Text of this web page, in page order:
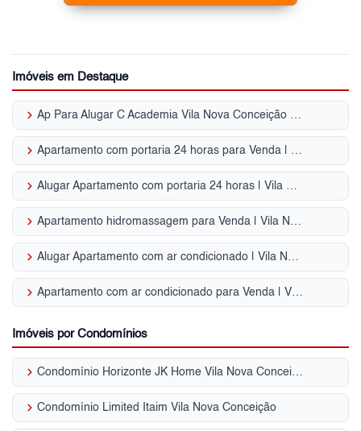
Imóveis em Destaque
keyboard_arrow_right Ap Para Alugar C Academia Vila Nova Conceição - SP
keyboard_arrow_right Apartamento com portaria 24 horas para Venda | Vila Nova Conceição
keyboard_arrow_right Alugar Apartamento com portaria 24 horas | Vila Nova Conceição
keyboard_arrow_right Apartamento hidromassagem para Venda | Vila Nova Conceição
keyboard_arrow_right Alugar Apartamento com ar condicionado | Vila Nova Conceição
keyboard_arrow_right Apartamento com ar condicionado para Venda | Vila Nova Conceição
Imóveis por Condomínios
keyboard_arrow_right Condomínio Horizonte JK Home Vila Nova Conceição
keyboard_arrow_right Condomínio Limited Itaim Vila Nova Conceição